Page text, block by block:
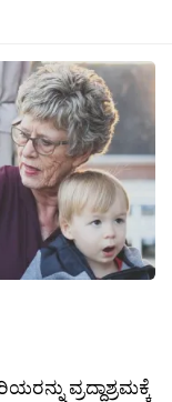
ವ್ರದ್ದಾಶ್ರಮಕ್ಕೆ